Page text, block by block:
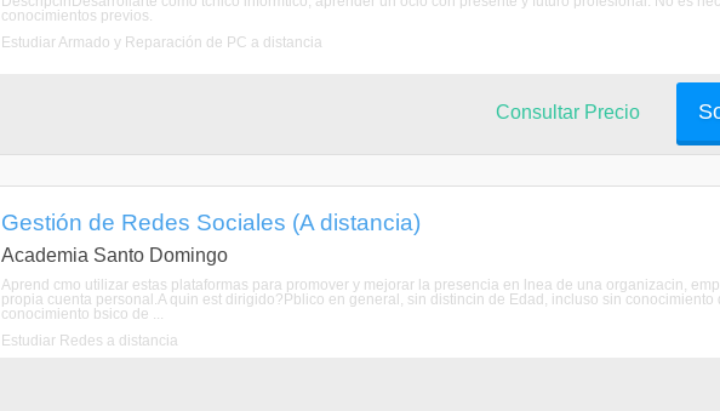
conocimientos previos.
Estudiar Armado y Reparación de PC a distancia
Consultar Precio
Gestión de Redes Sociales (A distancia)
Academia Santo Domingo
Aprend cmo utilizar estas plataformas para promover y mejorar la presencia en lnea de una organizacin,
propia cuenta personal.A quin est dirigido?Pblico en general, sin distincin de Edad, incluso sin conocimiento
conocimiento bsico de ...
Estudiar Redes a distancia